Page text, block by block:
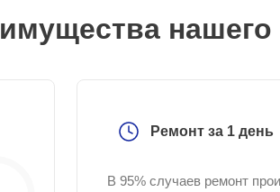
нашего
Ремонт за 1 день
В 95% случаев ремонт